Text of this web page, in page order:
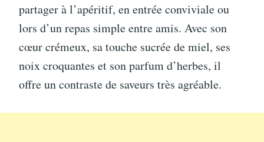
partager à l’apéritif, en entrée conviviale ou
lors d’un repas simple entre amis. Avec son
cœur crémeux, sa touche sucrée de miel, ses
noix croquantes et son parfum d’herbes, il
offre un contraste de saveurs très agréable.